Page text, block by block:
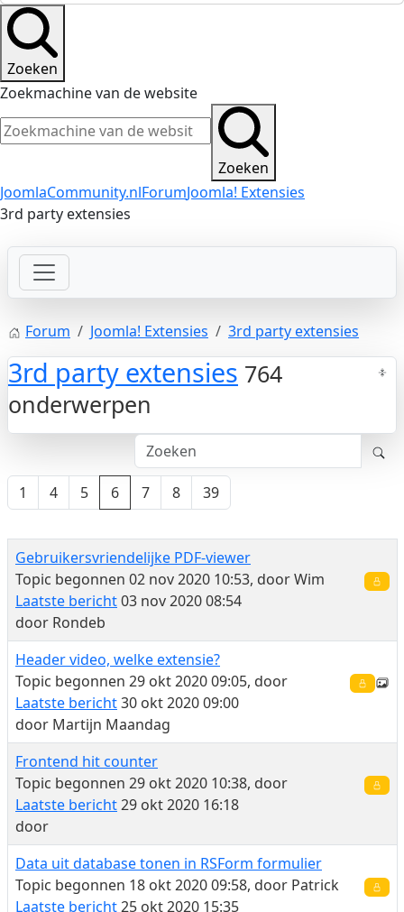
Zoeken
Zoekmachine van de website
Zoeken
JoomlaCommunity.nlForumJoomla! Extensies
3rd party extensies
Forum Joomla! Extensies 3rd party extensies
3rd party extensies 764
onderwerpen
1 4 5 6 7 8 39
Gebruikersvriendelijke PDF-viewer
Topic begonnen 02 nov 2020 10:53, doorWim
Laatste bericht03 nov 2020 08:54
door Rondeb
Header video, welke extensie?
Topic begonnen 29 okt 2020 09:05, door
Laatste bericht30 okt 2020 09:00
door Martijn Maandag
Frontend hit counter
Topic begonnen 29 okt 2020 10:38, door
Laatste bericht29 okt 2020 16:18
door
Data uit database tonen in RSForm formulier
Topic begonnen 18 okt 2020 09:58, door Patrick
Laatste bericht25 okt 2020 15:35